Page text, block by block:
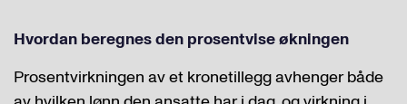
Hvordan beregnes den prosentvise økningen
Prosentvirkningen av et kronetillegg avhenger både